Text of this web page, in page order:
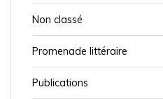
Non classé
Promenade littéraire
Publications